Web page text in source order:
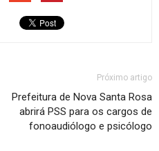
Próximo artigo
Prefeitura de Nova Santa Rosa
abrirá PSS para os cargos de
fonoaudiólogo e psicólogo